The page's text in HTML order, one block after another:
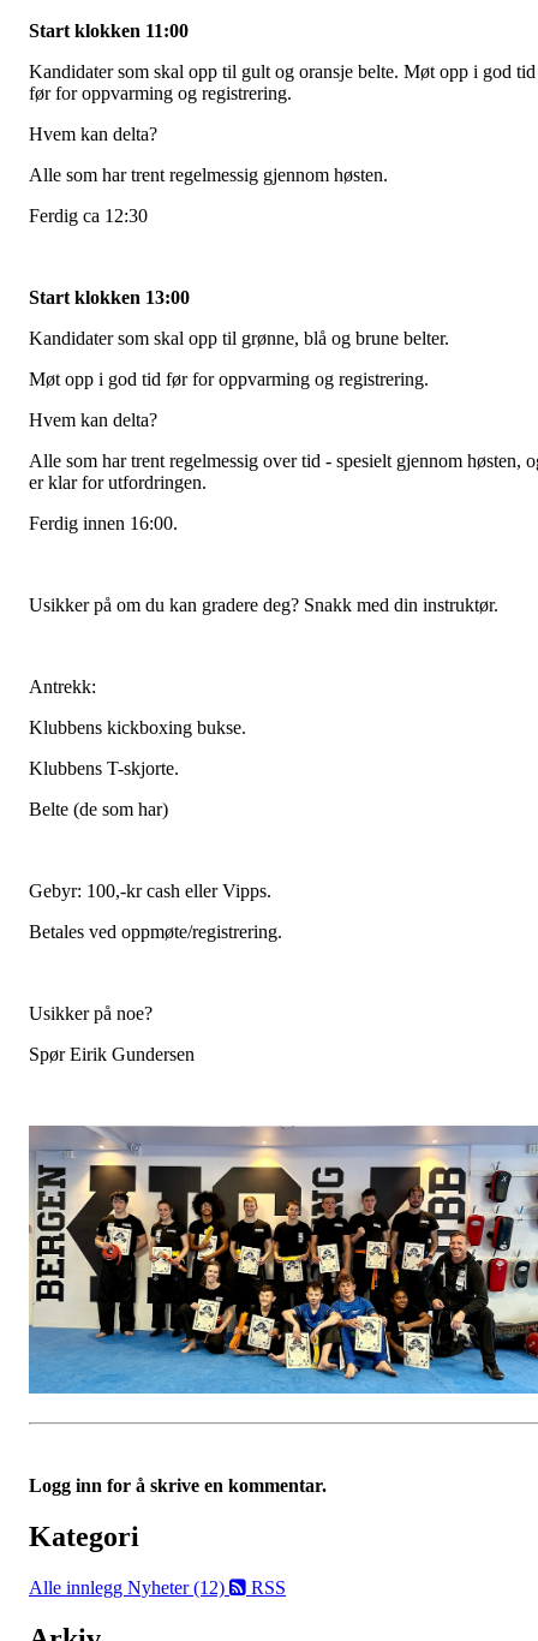
Start klokken 11:00
Kandidater som skal opp til gult og oransje belte. Møt opp i god tid
før for oppvarming og registrering.
Hvem kan delta?
Alle som har trent regelmessig gjennom høsten.
Ferdig ca 12:30
Start klokken 13:00
Kandidater som skal opp til grønne, blå og brune belter.
Møt opp i god tid før for oppvarming og registrering.
Hvem kan delta?
Alle som har trent regelmessig over tid - spesielt gjennom høsten,
er klar for utfordringen.
Ferdig innen 16:00.
Usikker på om du kan gradere deg? Snakk med din instruktør.
Antrekk:
Klubbens kickboxing bukse.
Klubbens T-skjorte.
Belte (de som har)
Gebyr: 100,-kr cash eller Vipps.
Betales ved oppmøte/registrering.
Usikker på noe?
Spør Eirik Gundersen
Logg inn for å skrive en kommentar.
Kategori
Alle innlegg Nyheter (12) RSS